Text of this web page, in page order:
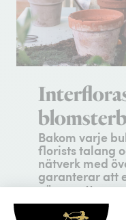
Bakom varje
florists talang
nätverk med
garanterar att
nära
binder en unik